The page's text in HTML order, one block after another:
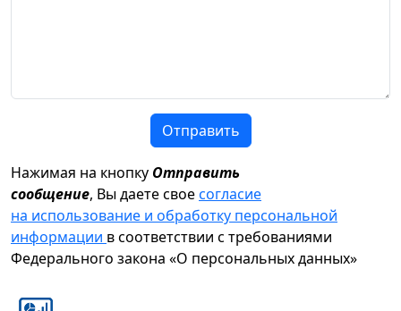
Отправить
Нажимая на кнопку Отправить
сообщение, Вы даете своесогласие
на использование и обработку персональной
информации в соответствии с требованиями
Федерального закона «О персональных данных»